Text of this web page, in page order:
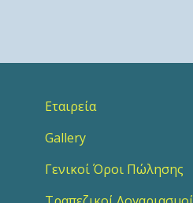
Εταιρεία
Gallery
Γενικοί Όροι Πώλησης